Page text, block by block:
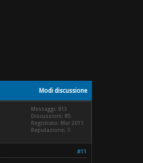
Modi discussione
Messaggi: 813
Discussioni: 85
Registrato: Mar 2011
Reputazione: 0
#11